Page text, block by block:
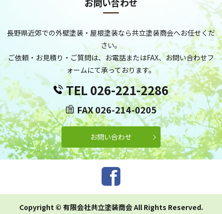
長野県近郊での外壁塗装・屋根塗装なら共立塗装商会へお任せくだ
さい。
ご依頼・お見積り・ご質問は、お電話またはFAX、お問い合わせフ
ォームにて承っております。
TEL 026-221-2286
FAX 026-214-0205
お問い合わせ
Copyright © 有限会社共立塗装商会 All Rights Reserved.